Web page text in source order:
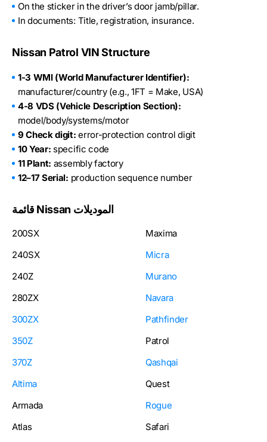
On the sticker in the driver’s door jamb/pillar.
In documents: Title, registration, insurance.
Nissan Patrol VIN Structure
1-3 WMI (World Manufacturer Identifier):
manufacturer/country (e.g., 1FT = Make, USA)
4-8 VDS (Vehicle Description Section):
model/body/systems/motor
9 Check digit: error-protection control digit
10 Year: specific code
11 Plant: assembly factory
12–17 Serial: production sequence number
قائمة Nissan الموديلات
200SX
240SX
240Z
280ZX
300ZX
350Z
370Z
Altima
Armada
Atlas
Maxima
Micra
Murano
Navara
Pathfinder
Patrol
Qashqai
Quest
Rogue
Safari